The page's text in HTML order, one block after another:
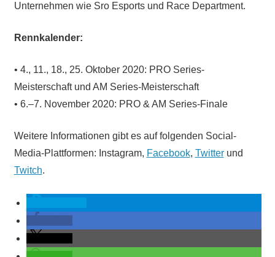
Unternehmen wie Sro Esports und Race Department.
Rennkalender:
• 4., 11., 18., 25. Oktober 2020: PRO Series-
Meisterschaft und AM Series-Meisterschaft
• 6.–7. November 2020: PRO & AM Series-Finale
Weitere Informationen gibt es auf folgenden Social-
Media-Plattformen: Instagram, Facebook, Twitterund
Twitch.